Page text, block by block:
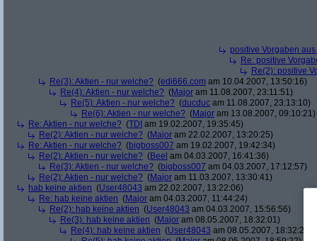
positive Vorgaben
Re: positive
Re(2): positive
Re(3): Aktien - nur welche? (edi666.com am 10.04.2007, 13:50:16)
Re(4): Aktien - nur welche? (Major am 11.08.2007, 23:11:51)
Re(5): Aktien - nur welche? (ducduc am 11.08.2007, 23:13:10)
Re(6): Aktien - nur welche? (Major am 13.08.2007, 09:10:21)
Re: Aktien - nur welche? (TDI am 19.02.2007, 19:35:45)
Re(2): Aktien - nur welche? (Major am 22.02.2007, 13:20:25)
Re: Aktien - nur welche? (bigboss007 am 19.02.2007, 19:42:34)
Re(2): Aktien - nur welche? (Beel am 04.03.2007, 16:41:36)
Re(3): Aktien - nur welche? (bigboss007 am 04.03.2007, 17:12:57)
Re(2): Aktien - nur welche? (Major am 11.03.2007, 13:30:41)
hab keine aktien (User48043 am 22.02.2007, 13:22:06)
Re: hab keine aktien (Major am 04.03.2007, 11:44:24)
Re(2): hab keine aktien (User48043 am 04.03.2007, 15:56:56)
Re(3): hab keine aktien (Major am 08.05.2007, 18:32:01)
Re(4): hab keine aktien (User48043 am 08.05.2007, 18:32:27)